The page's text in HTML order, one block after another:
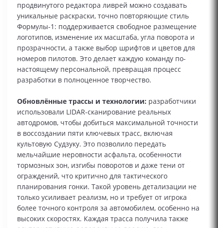
продвинутого редактора ливрей можно создавать
уникальные раскраски, точно повторяющие стиль
Формулы-1: поддерживается свободное размещение
логотипов, изменение их масштаба, угла поворота и
прозрачности, а также выбор шрифтов и цветов для
номеров пилотов. Это делает каждую команду по-
настоящему персональной, превращая процесс
разработки в полноценное творчество.
Обновлённые трассы и технологии: разработчики
использовали LIDAR-сканирование реальных
автодромов, чтобы добиться максимальной точности
в воссоздании пяти ключевых трасс, включая
культовую Судзуку. Это позволило передать
мельчайшие неровности асфальта, особенности
тормозных зон, изгибы поворотов и даже тени от
ограждений, что критично для тактического
планирования гонки. Такой уровень детализации не
только усиливает реализм, но и требует от игрока
более точного контроля за автомобилем, особенно на
высоких скоростях. Каждая трасса получила также